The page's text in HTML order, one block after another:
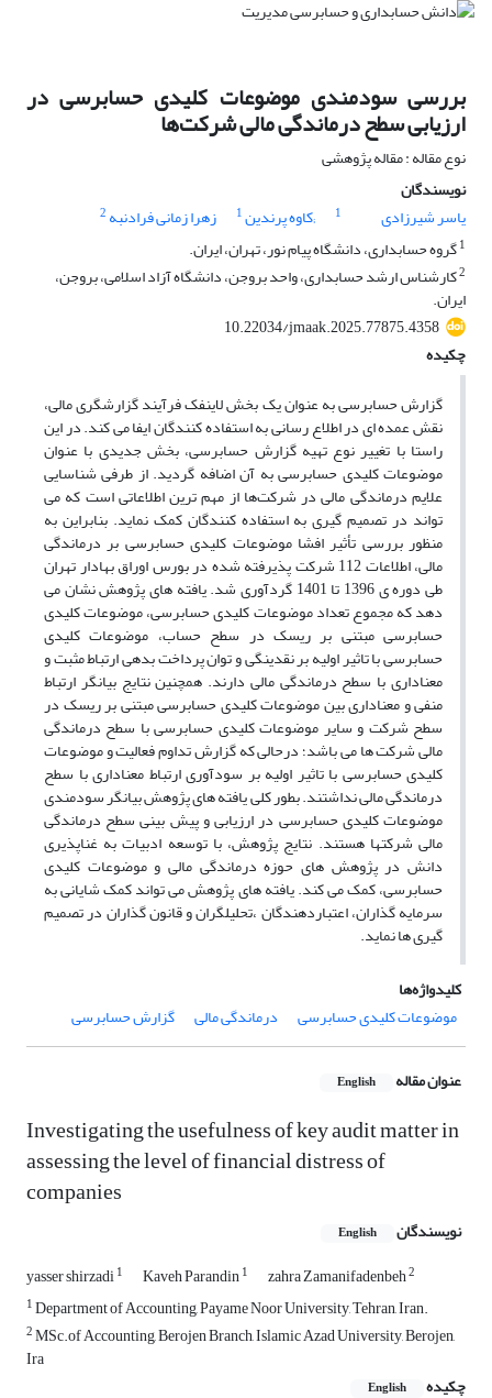
بررسی سودمندی موضوعات کلیدی حسابرسی در
ارزیابی سطح درماندگی مالی شرکت‌ها
نوع مقاله : مقاله پژوهشی
نویسندگان
یاسر شیرزادی
1 ;کاوه پرندین1 زهرا زمانی فرادنبه 2
1گروه حسابداری، دانشگاه پیام نور، تهران، ایران.
2کارشناس ارشد حسابداری، واحد بروجن، دانشگاه آزاد اسلامی، بروجن،
ایران.
10.22034/jmaak.2025.77875.4358
چکیده
گزارش حسابرسی به عنوان یک بخش لاینفک فرآیند گزارشگری مالی،
نقش عمده ای در اطلاع رسانی به استفاده کنندگان ایفا می کند. در این
راستا با تغییر نوع تهیه گزارش حسابرسی، بخش جدیدی با عنوان
موضوعات کلیدی حسابرسی به آن اضافه گردید. از طرفی شناسایی
علایم درماندگی مالی در شرکت‌ها از مهم ترین اطلاعاتی است که می
تواند در تصمیم گیری به استفاده کنندگان کمک نماید. بنابراین به
منظور بررسی تأثیر افشا موضوعات کلیدی حسابرسی بر درماندگی
مالی، اطلاعات 112 شرکت پذیرفته شده در بورس اوراق بهادار تهران
طی دوره ی 1396 تا 1401 گردآوری شد. یافته های پژوهش نشان می
دهد که مجموع تعداد موضوعات کلیدی حسابرسی، موضوعات کلیدی
حسابرسی مبتنی بر ریسک در سطح حساب، موضوعات کلیدی
حسابرسی با تاثیر اولیه بر نقدینگی و توان پرداخت بدهی ارتباط مثبت و
معناداری با سطح درماندگی مالی دارند. همچنین نتایج بیانگر ارتباط
منفی و معناداری بین موضوعات کلیدی حسابرسی مبتنی بر ریسک در
سطح شرکت و سایر موضوعات کلیدی حسابرسی با سطح درماندگی
مالی شرکت ها می باشد؛ درحالی که گزارش تداوم فعالیت و موضوعات
کلیدی حسابرسی با تاثیر اولیه بر سودآوری ارتباط معناداری با سطح
درماندگی مالی نداشتند. بطور کلی یافته های پژوهش بیانگر سودمندی
موضوعات کلیدی حسابرسی در ارزیابی و پیش بینی سطح درماندگی
مالی شرکتها هستند. نتایج پژوهش، با توسعه ادبیات به غناپذیری
دانش در پژوهش های حوزه درماندگی مالی و موضوعات کلیدی
حسابرسی، کمک می کند. یافته های پژوهش می تواند کمک شایانی به
سرمایه گذاران، اعتباردهندگان ،تحلیلگران و قانون گذاران در تصمیم
گیری ها نماید.
کلیدواژه‌ها
موضوعات کلیدی حسابرسی
درماندگی مالی گزارش حسابرسی
عنوان مقاله English
Investigating the usefulness of key audit matter in
assessing the level of financial distress of
companies
نویسندگان English
yasser shirzadi1 Kaveh Parandin1 zahra Zamanifadenbeh2
1Department of Accounting, Payame Noor University, Tehran, Iran.
2MSc.of Accounting, Berojen Branch, Islamic Azad University, Berojen,
Ira
چکیده
English